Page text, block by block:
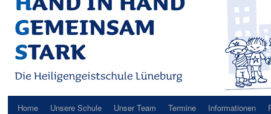
Home Unsere Schule Unser Team Termine Informationen